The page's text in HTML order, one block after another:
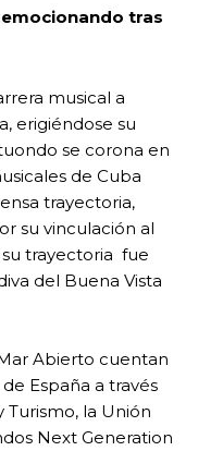
emocionando tras
musical a
erigiéndose su
se corona en
de Cuba
trayectoria,
su vinculación al
su trayectoria fue
del Buena Vista
Abierto cuentan
España a través
Turismo, la Unión
Next Generation